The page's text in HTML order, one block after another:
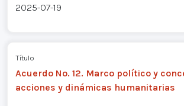
2025-07-19
Título
Acuerdo No. 12. Marco político y
acciones y dinámicas humanitarias